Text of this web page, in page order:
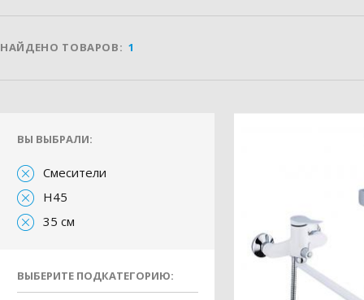
НАЙДЕНО ТОВАРОВ: 1
ВЫ ВЫБРАЛИ:
Смесители
H45
35 см
ВЫБЕРИТЕ ПОДКАТЕГОРИЮ: